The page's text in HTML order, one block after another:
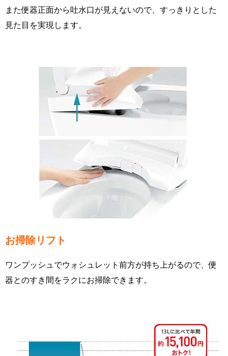
また便器正面から吐水口が見えないので、すっきりとした
見た目を実現します。
お掃除リフト
ワンプッシュでウォシュレット前方が持ち上がるので、便
器とのすき間をラクにお掃除できます。